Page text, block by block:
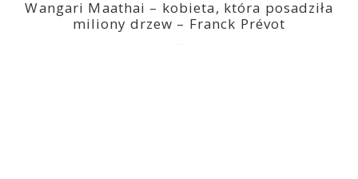
Wangari Maathai – kobieta, która posadziła
miliony drzew – Franck Prévot